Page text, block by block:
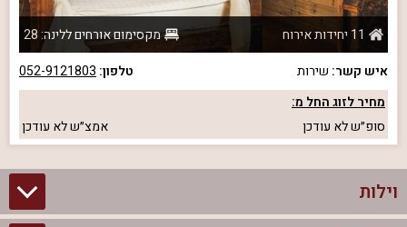
11 יחידות אירוח
מקסימום אורחים ללינה: 28
איש קשר: שירות טלפון: 052-9121803
מחיר לזוג החל מ:
סופ״שלא עודכן אמצ״שלא עודכן
וילות